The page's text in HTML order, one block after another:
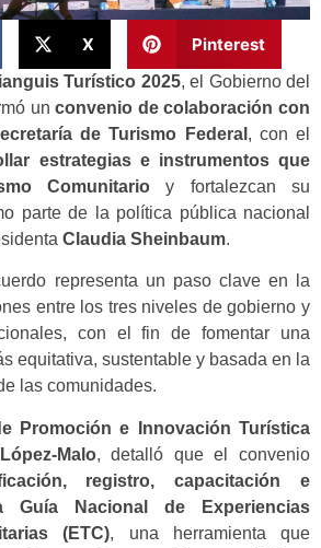
X Pinterest
Turístico 2025, el Gobierno del
unconvenio de colaboración con
de Turismo Federal , con el
estrategias e instrumentos que
Comunitario y fortalezcan su
parte de la política pública nacional
Claudia Sheinbaum.
representa un paso clave en la
entre los tres niveles de gobierno y
con el fin de fomentar una
equitativa, sustentable y basada en la
las comunidades.
Promoción e Innovación Turística
Malo, detalló que el convenio
registro, capacitación e
Guía Nacional de Experiencias
(ETC), una herramienta que